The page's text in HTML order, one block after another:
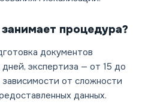
процедура?
документов
экспертиза — от 15 до
от сложности
данных.